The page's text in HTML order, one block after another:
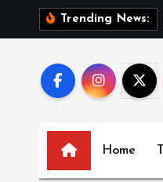
Trending News:
Home